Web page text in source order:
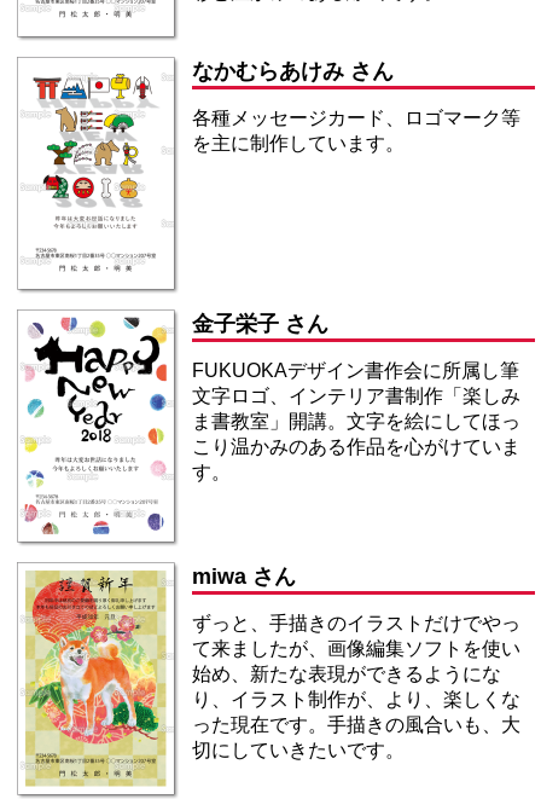
なかむらあけみ さん
各種メッセージカード、ロゴマーク等
を主に制作しています。
金子栄子 さん
FUKUOKAデザイン書作会に所属し筆
文字ロゴ、インテリア書制作「楽しみ
ま書教室」開講。文字を絵にしてほっ
こり温かみのある作品を心がけていま
す。
miwa さん
ずっと、手描きのイラストだけでやっ
て来ましたが、画像編集ソフトを使い
始め、新たな表現ができるようにな
り、イラスト制作が、より、楽しくな
った現在です。手描きの風合いも、大
切にしていきたいです。